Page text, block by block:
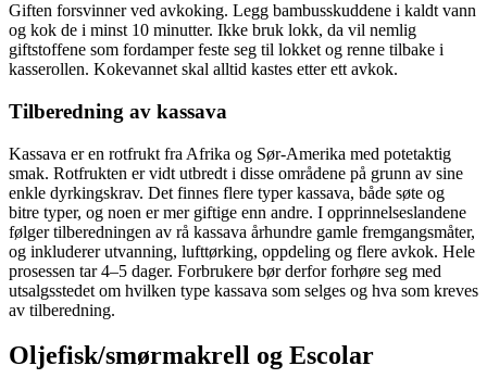
Giften forsvinner ved avkoking. Legg bambusskuddene i kaldt vann
og kok de i minst 10 minutter. Ikke bruk lokk, da vil nemlig
giftstoffene som fordamper feste seg til lokket og renne tilbake i
kasserollen. Kokevannet skal alltid kastes etter ett avkok.
Tilberedning av kassava
Kassava er en rotfrukt fra Afrika og Sør-Amerika med potetaktig
smak. Rotfrukten er vidt utbredt i disse områdene på grunn av sine
enkle dyrkingskrav. Det finnes flere typer kassava, både søte og
bitre typer, og noen er mer giftige enn andre. I opprinnelseslandene
følger tilberedningen av rå kassava århundre gamle fremgangsmåter,
og inkluderer utvanning, lufttørking, oppdeling og flere avkok. Hele
prosessen tar 4–5 dager. Forbrukere bør derfor forhøre seg med
utsalgsstedet om hvilken type kassava som selges og hva som kreves
av tilberedning.
Oljefisk/smørmakrell og Escolar